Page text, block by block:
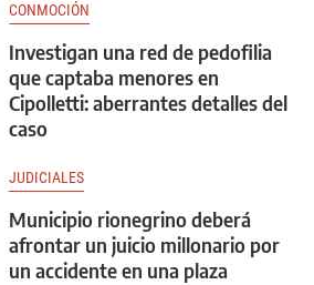
CONMOCIÓN
Investigan una red de pedofilia
que captaba menores en
Cipolletti: aberrantes detalles del
caso
JUDICIALES
Municipio rionegrino deberá
afrontar un juicio millonario por
un accidente en una plaza